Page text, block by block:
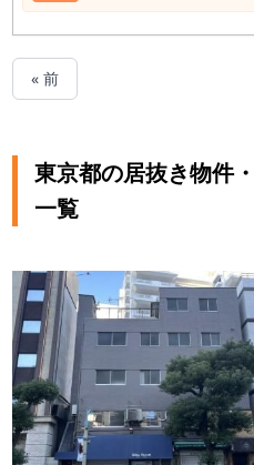
« 前
東京都の居抜き物件
一覧